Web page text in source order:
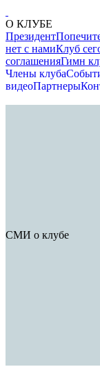
О КЛУБЕ
Президент
нет с намиКлуб
соглашенияГимн
Члены клуба
видеоПартнеры
СМИ о клубе